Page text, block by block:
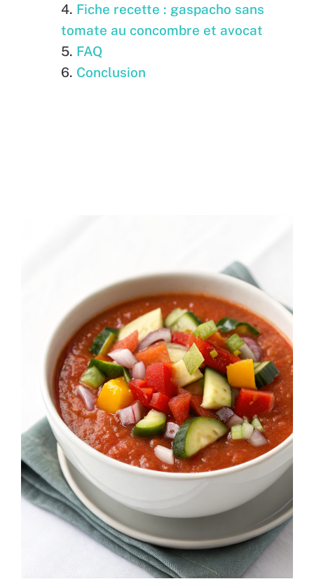
Fiche recette : gaspacho sans
tomate au concombre et avocat
FAQ
Conclusion